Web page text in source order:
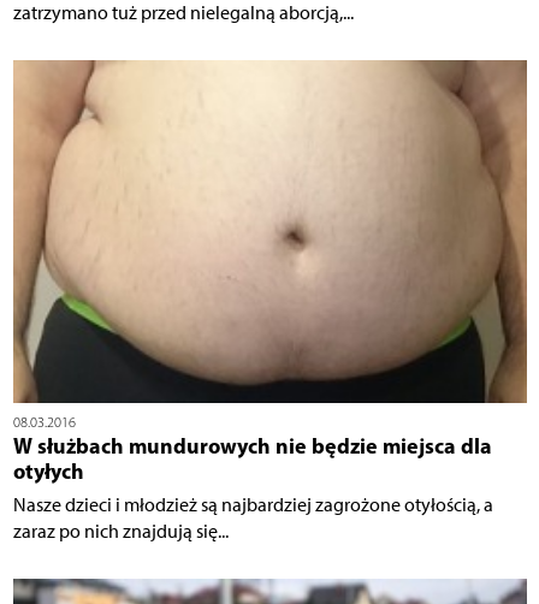
zatrzymano tuż przed nielegalną aborcją,...
08.03.2016
W służbach mundurowych nie będzie miejsca dla
otyłych
Nasze dzieci i młodzież są najbardziej zagrożone otyłością, a
zaraz po nich znajdują się...